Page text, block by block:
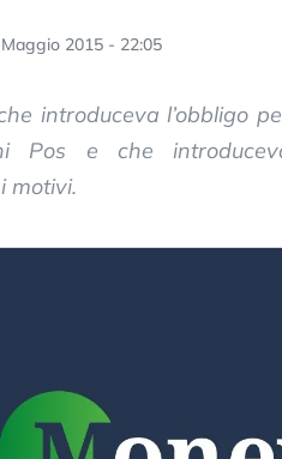
2015 - 22:05
introduceva l’obbligo
Pos e che
motivi.